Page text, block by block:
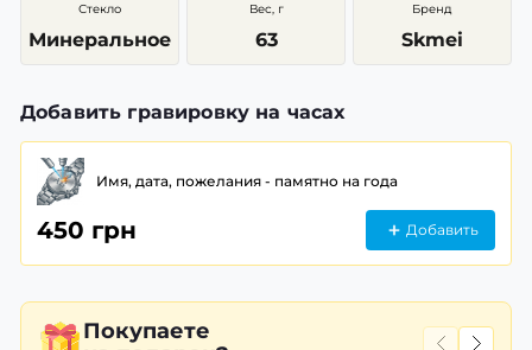
Стекло
Минеральное
Вес, г
63
Бренд
Skmei
Добавить гравировку на часах
Имя, дата, пожелания - памятно на года
450 грн Добавить
Покупаете